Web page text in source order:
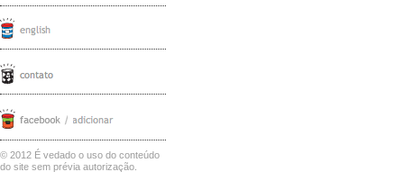
© 2012 É vedado o uso do conteúdo
do site sem prévia autorização.